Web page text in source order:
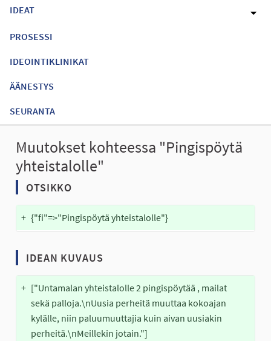
IDEAT
PROSESSI
IDEOINTIKLINIKAT
ÄÄNESTYS
SEURANTA
Muutokset kohteessa "Pingispöytä
yhteistalolle"
OTSIKKO
+ {"fi"=>"Pingispöytä yhteistalolle"}
IDEAN KUVAUS
+ ["Untamalan yhteistalolle 2 pingispöytää , mailat
sekä palloja.\nUusia perheitä muuttaa kokoajan
kylälle, niin paluumuuttajia kuin aivan uusiakin
perheitä.\nMeillekin jotain."]